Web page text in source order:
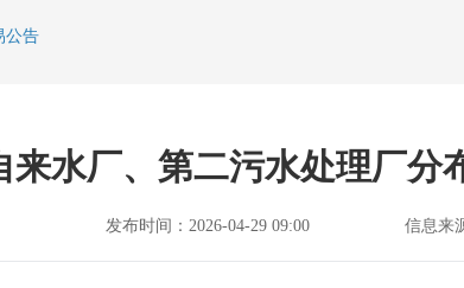
公告
来水厂、第二污水处理厂分
发布时间：2026-04-29 09:00 信息来